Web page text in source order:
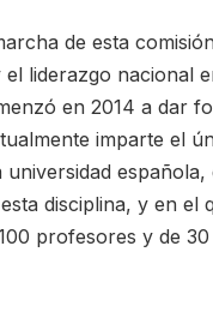
de esta
liderazgo nacional
en 2014 a dar
imparte el
española,
disciplina, y en el
profesores y de